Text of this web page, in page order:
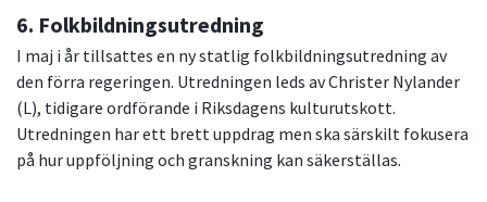
6. Folkbildningsutredning
I maj i år tillsattes en ny statlig folkbildningsutredning av
den förra regeringen. Utredningen leds av Christer Nylander
(L), tidigare ordförande i Riksdagens kulturutskott.
Utredningen har ett brett uppdrag men ska särskilt fokusera
på hur uppföljning och granskning kan säkerställas.